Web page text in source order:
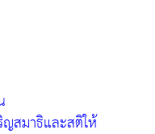
สมาธิและสติให้